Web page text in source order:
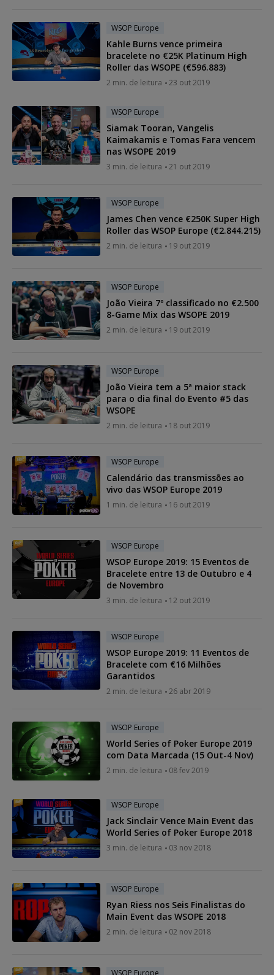
WSOP Europe
Kahle Burns vence primeira
bracelete no €25K Platinum High
Roller das WSOPE (€596.883)
2 min. de leitura 23 out 2019
WSOP Europe
Siamak Tooran, Vangelis
Kaimakamis e Tomas Fara vencem
nas WSOPE 2019
3 min. de leitura 21 out 2019
WSOP Europe
James Chen vence €250K Super High
Roller das WSOP Europe (€2.844.215)
2 min. de leitura 19 out 2019
WSOP Europe
João Vieira 7º classificado no €2.500
8-Game Mix das WSOPE 2019
2 min. de leitura 19 out 2019
WSOP Europe
João Vieira tem a 5ª maior stack
para o dia final do Evento #5 das
WSOPE
2 min. de leitura 18 out 2019
WSOP Europe
Calendário das transmissões ao
vivo das WSOP Europe 2019
1 min. de leitura 16 out 2019
WSOP Europe
WSOP Europe 2019: 15 Eventos de
Bracelete entre 13 de Outubro e 4
de Novembro
3 min. de leitura 12 out 2019
WSOP Europe
WSOP Europe 2019: 11 Eventos de
Bracelete com €16 Milhões
Garantidos
2 min. de leitura 26 abr 2019
WSOP Europe
World Series of Poker Europe 2019
com Data Marcada (15 Out-4 Nov)
2 min. de leitura 08 fev 2019
WSOP Europe
Jack Sinclair Vence Main Event das
World Series of Poker Europe 2018
3 min. de leitura 03 nov 2018
WSOP Europe
Ryan Riess nos Seis Finalistas do
Main Event das WSOPE 2018
2 min. de leitura 02 nov 2018
WSOP Europe